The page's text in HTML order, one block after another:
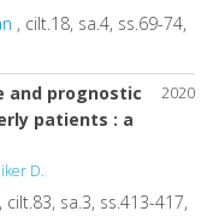
, cilt.18, sa.4, ss.69-74,
2020
and prognostic
patients : a
D.
, cilt.83, sa.3, ss.413-417,